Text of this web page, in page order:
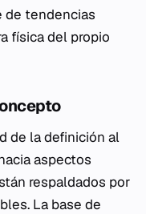
de tendencias
física del propio
de la definición al
aspectos
respaldados por
La base de